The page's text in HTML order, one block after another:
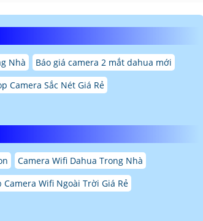
Nhà
Báo giá camera 2 mắt dahua mới
Camera Sắc Nét Giá Rẻ
Camera Wifi Dahua Trong Nhà
Camera Wifi Ngoài Trời Giá Rẻ